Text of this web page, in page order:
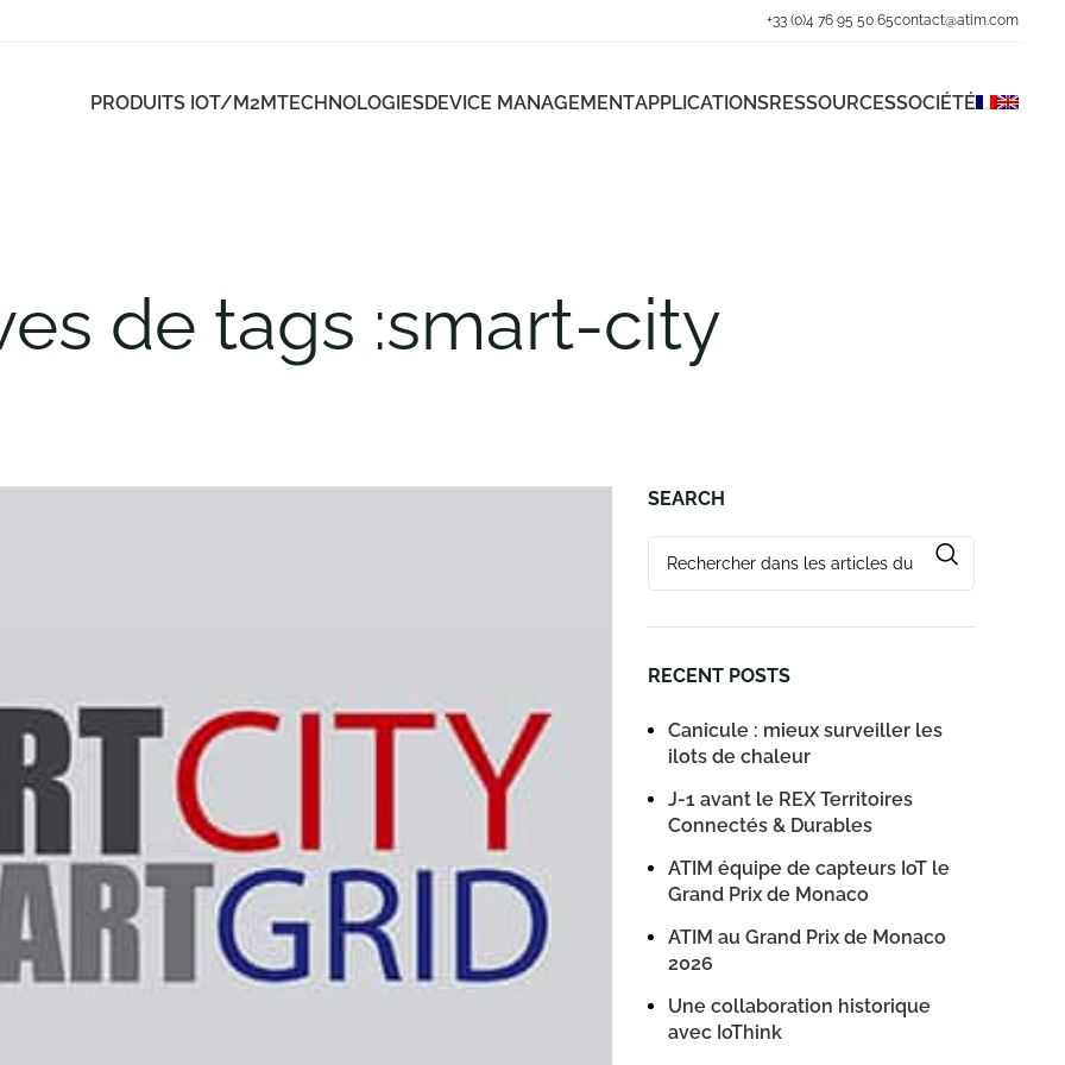
+33 (0)4 76 95 50 65contact@atim.com
PRODUITS IOT/M2MTECHNOLOGIESDEVICE MANAGEMENTAPPLICATIONSRESSOURCESSOCIÉTÉ
de tags :smart-city
SEARCH
RECENT POSTS
Canicule : mieux surveiller les
ilots de chaleur
J-1 avant le REX Territoires
Connectés & Durables
ATIM équipe de capteurs IoT le
Grand Prix de Monaco
ATIM au Grand Prix de Monaco
2026
Une collaboration historique
avec IoThink